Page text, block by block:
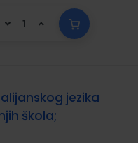
jezika
škola;